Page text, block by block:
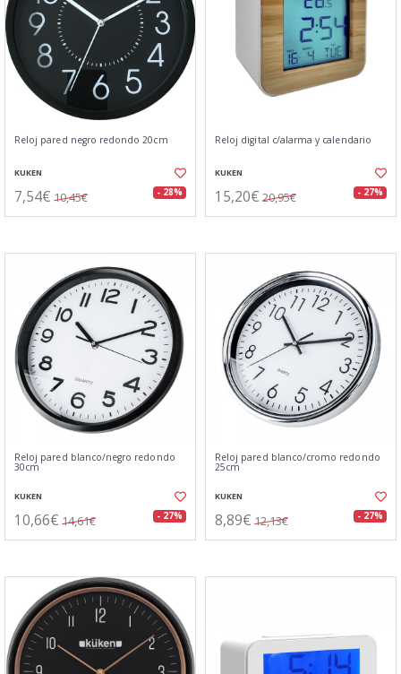
Reloj pared negro redondo 20cm
KUKEN
7,54€ 10,45€ - 28%
Reloj digital c/alarma y calendario
KUKEN
15,20€ 20,95€ - 27%
Reloj pared blanco/negro redondo
30cm
KUKEN
10,66€ 14,61€ - 27%
Reloj pared blanco/cromo redondo
25cm
KUKEN
8,89€ 12,13€ - 27%